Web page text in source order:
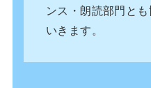
ンス・朗読部門と
いきます。